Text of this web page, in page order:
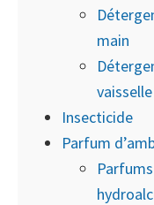
main
Insecticide
Parfum